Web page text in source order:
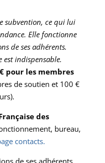
subvention, ce qui lui
Elle fonctionne
de ses adhérents.
est indispensable.
pour les membres
de soutien et 100 €
des
bureau,
contacts.
de ses adhérents,